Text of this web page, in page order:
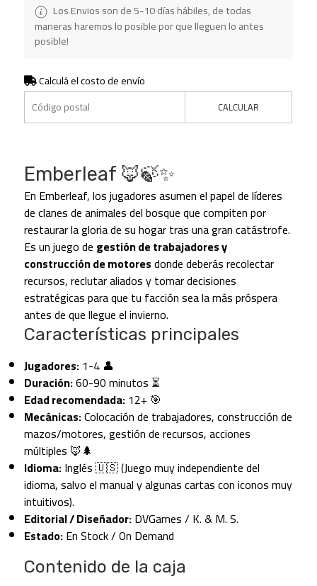
Los Envios son de 5-10 días hábiles, de todas
maneras haremos lo posible por que lleguen lo antes
posible!
Calculá el costo de envío
CALCULAR
Emberleaf 🦊🍃✨
En Emberleaf, los jugadores asumen el papel de líderes
de clanes de animales del bosque que compiten por
restaurar la gloria de su hogar tras una gran catástrofe.
Es un juego de gestión de trabajadores y
construcción de motoresdonde deberás recolectar
recursos, reclutar aliados y tomar decisiones
estratégicas para que tu facción sea la más próspera
antes de que llegue el invierno.
Características principales
Jugadores:1-4 👤
Duración:60-90 minutos ⏳
Edad recomendada:12+ 🎯
Mecánicas:Colocación de trabajadores, construcción de
mazos/motores, gestión de recursos, acciones
múltiples 🦊🌲
Idioma:Inglés 🇺🇸 (Juego muy independiente del
idioma, salvo el manual y algunas cartas con iconos muy
intuitivos).
Editorial / Diseñador:DVGames / K. & M. S.
Estado:En Stock / On Demand
Contenido de la caja